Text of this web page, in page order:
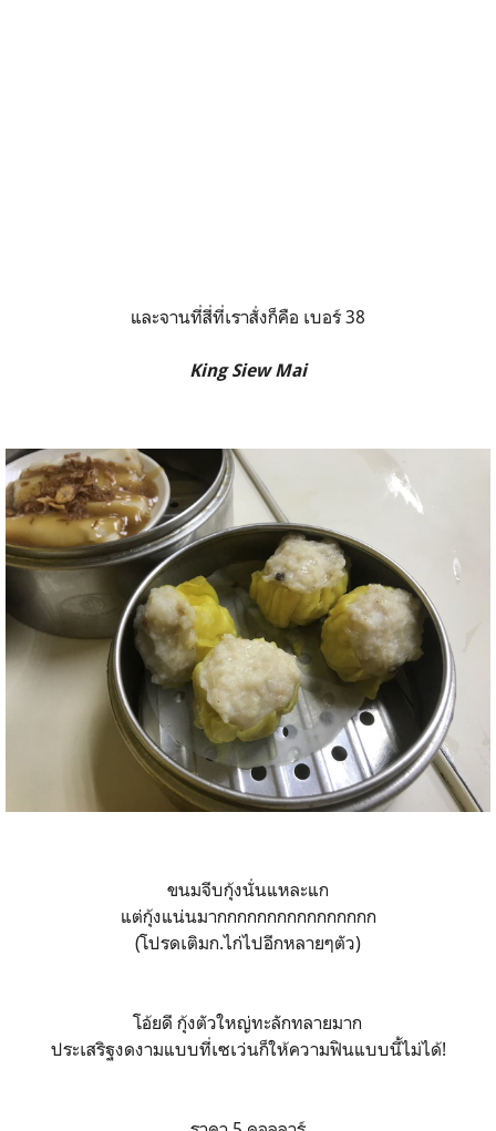
และจานที่สี่ที่เราสั่งก็คือ เบอร์ 38
King Siew Mai
ขนมจีบกุ้งนั่นแหละแก
แต่กุ้งแน่นมากกกกกกกกกกกกกกกก
(โปรดเติมก.ไก่ไปอีกหลายๆตัว)
โอ้ยดี กุ้งตัวใหญ่ทะลักทลายมาก
ประเสริฐงดงามแบบที่เซเว่นก็ให้ความฟินแบบนี้ไม่ได้!